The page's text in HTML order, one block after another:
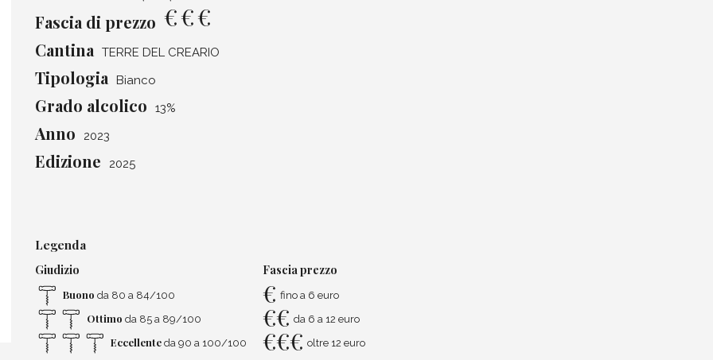
Fascia di prezzo €€€
Cantina TERRE DEL CREARIO
Tipologia Bianco
Grado alcolico 13%
Anno 2023
Edizione 2025
Legenda
Giudizio
Buono da 80 a 84/100
Ottimo da 85 a 89/100
Eccellente da 90 a 100/100
Fascia prezzo
€ fino a 6 euro
€€ da 6 a 12 euro
€€€ oltre 12 euro